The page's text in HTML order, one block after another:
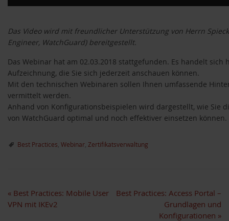
Das Video wird mit freundlicher Unterstützung von Herrn
Engineer, WatchGuard) bereitgestellt.
Das Webinar hat am 02.03.2018 stattgefunden. Es handelt sich
Aufzeichnung, die Sie sich jederzeit anschauen können.
Mit den technischen Webinaren sollen Ihnen umfassende
vermittelt werden.
Anhand von Konfigurationsbeispielen wird dargestellt, wie Sie
von WatchGuard optimal und noch effektiver einsetzen können.
Best Practices Webinar Zertifikatsverwaltung
« Best Practices: Mobile User
VPN mit IKEv2
Best Practices: Access Portal –
Grundlagen und
Konfigurationen »